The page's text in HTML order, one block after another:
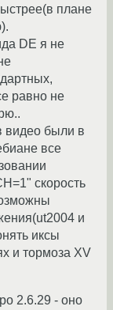
плане
DE я не
равно не
видео были в
все
скорость
и
иксы
и тормоза XV
2.6.29 - оно